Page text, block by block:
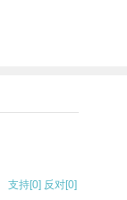
支持[0] 反对[0]